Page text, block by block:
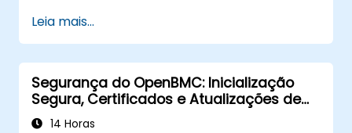
independentes de nuvem.
Leia mais...
Segurança do OpenBMC: Inicialização
Segura, Certificados e Atualizações de
Firmware
14 Horas